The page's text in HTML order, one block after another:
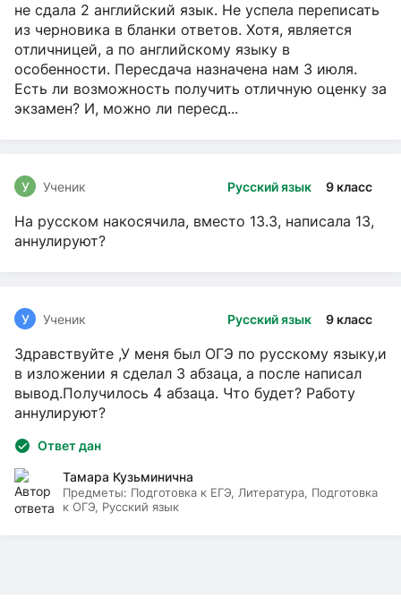
не сдала 2 английский язык. Не успела переписать
из черновика в бланки ответов. Хотя, является
отличницей, а по английскому языку в
особенности. Пересдача назначена нам 3 июля.
Есть ли возможность получить отличную оценку за
экзамен? И, можно ли пересд...
Русский язык 9 класс
У Ученик
На русском накосячила, вместо 13.3, написала 13,
аннулируют?
Русский язык 9 класс
У Ученик
Здравствуйте ,У меня был ОГЭ по русскому языку,и
в изложении я сделал 3 абзаца, а после написал
вывод.Получилось 4 абзаца. Что будет? Работу
аннулируют?
Ответ дан
Тамара Кузьминична
Предметы: Подготовка к ЕГЭ, Литература, Подготовка
к ОГЭ, Русский язык